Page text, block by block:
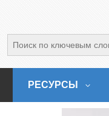
РЕСУРСЫ